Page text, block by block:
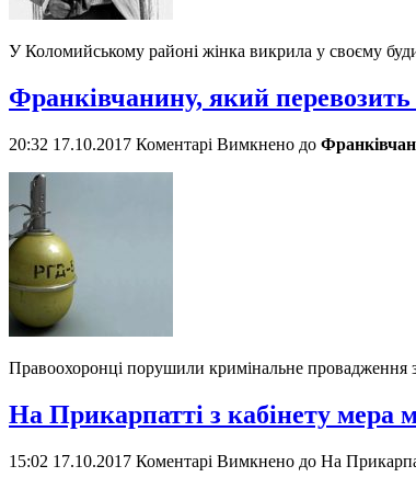
У Коломийському районі жінка викрила у своєму
Франківчанину, який перевозить
20:32 17.10.2017 Коментарі Вимкнено до
Правоохоронці порушили кримінальне провадження
На Прикарпатті з кабінету мера
15:02 17.10.2017 Коментарі Вимкнено до На